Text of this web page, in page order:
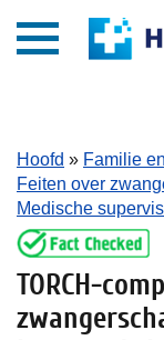
Hoofd » Familie
Feiten over
Medische
TORCH-